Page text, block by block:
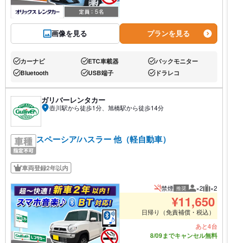
画像を見る プランを見る
あり:カーナビ あり:ETC車載器 あり:バックモニター
あり:Bluetooth あり:USB端子 あり:ドラレコ
ガリバーレンタカー
壺川駅から徒歩1分、旭橋駅から徒歩14分
スペーシア/ハスラー 他（軽自動車）
車両登録2年以内
禁煙 推奨 推奨人数
×2 推奨
×2
¥11,650
日帰り（免責補償・税込）
あと4台
8/09までキャンセル無料